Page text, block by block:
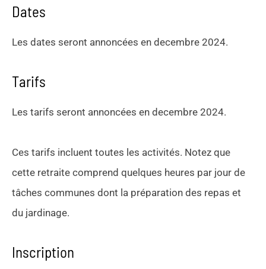
Dates
Les dates seront annoncées en decembre 2024.
Tarifs
Les tarifs seront annoncées en decembre 2024.
Ces tarifs incluent toutes les activités. Notez que
cette retraite comprend quelques heures par jour de
tâches communes dont la préparation des repas et
du jardinage.
Inscription